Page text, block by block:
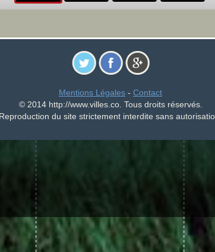
Mentions Légales - Contact
© 2014 http://www.villes.co. Tous droits réservés.
Reproduction du site strictement interdite sans